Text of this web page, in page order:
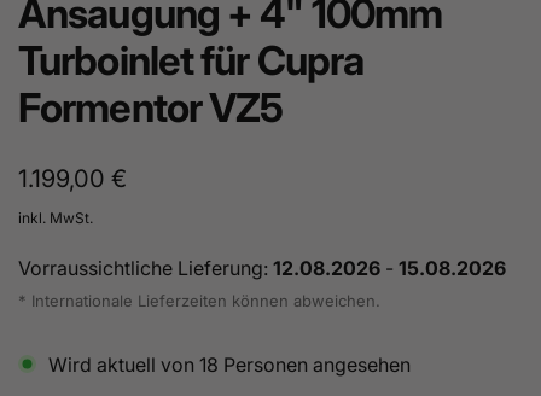
Ansaugung + 4" 100mm
Turboinlet für Cupra
Formentor VZ5
Normaler
Preis
1.199,00 €
inkl. MwSt.
Vorraussichtliche Lieferung: 12.08.2026 - 15.08.2026
* Internationale Lieferzeiten können abweichen.
Wird aktuell von 18 Personen angesehen